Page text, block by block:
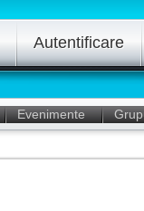
Autentificare
Evenimente